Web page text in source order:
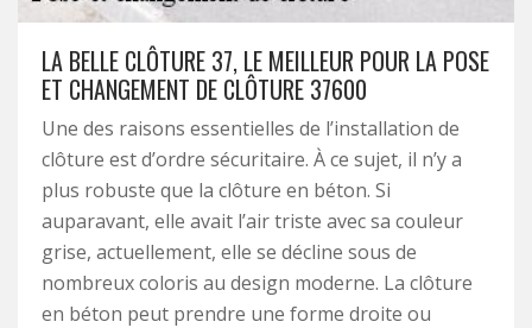
LA BELLE CLÔTURE 37, LE MEILLEUR POUR LA POSE
ET CHANGEMENT DE CLÔTURE 37600
Une des raisons essentielles de l’installation de
clôture est d’ordre sécuritaire. À ce sujet, il n’y a
plus robuste que la clôture en béton. Si
auparavant, elle avait l’air triste avec sa couleur
grise, actuellement, elle se décline sous de
nombreux coloris au design moderne. La clôture
en béton peut prendre une forme droite ou